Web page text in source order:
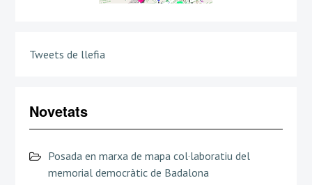
Tweets de llefia
Novetats
Posada en marxa de mapa col·laboratiu del
memorial democràtic de Badalona